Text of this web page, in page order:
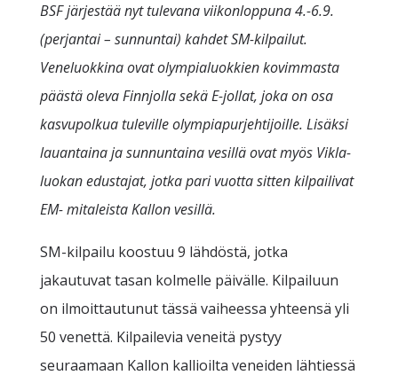
BSF järjestää nyt tulevana viikonloppuna 4.-6.9.
(perjantai – sunnuntai) kahdet SM-kilpailut.
Veneluokkina ovat olympialuokkien kovimmasta
päästä oleva Finnjolla sekä E-jollat, joka on osa
kasvupolkua tuleville olympiapurjehtijoille. Lisäksi
lauantaina ja sunnuntaina vesillä ovat myös Vikla-
luokan edustajat, jotka pari vuotta sitten kilpailivat
EM- mitaleista Kallon vesillä.
SM-kilpailu koostuu 9 lähdöstä, jotka
jakautuvat tasan kolmelle päivälle. Kilpailuun
on ilmoittautunut tässä vaiheessa yhteensä yli
50 venettä. Kilpailevia veneitä pystyy
seuraamaan Kallon kallioilta veneiden lähtiessä